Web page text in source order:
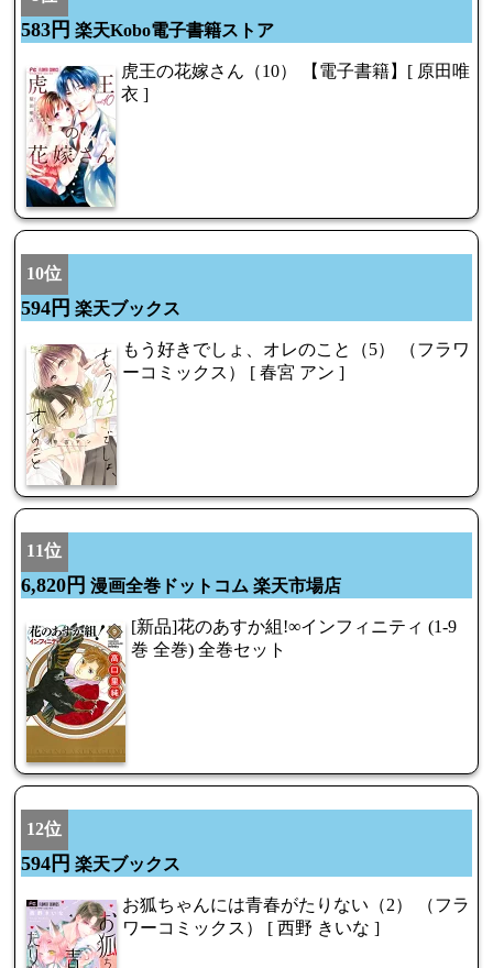
583円 楽天Kobo電子書籍ストア
虎王の花嫁さん（10） 【電子書籍】[ 原田唯
衣 ]
10位
594円 楽天ブックス
もう好きでしょ、オレのこと（5） （フラワ
ーコミックス） [ 春宮 アン ]
11位
6,820円 漫画全巻ドットコム 楽天市場店
[新品]花のあすか組!∞インフィニティ (1-9
巻 全巻) 全巻セット
12位
594円 楽天ブックス
お狐ちゃんには青春がたりない（2） （フラ
ワーコミックス） [ 西野 きいな ]